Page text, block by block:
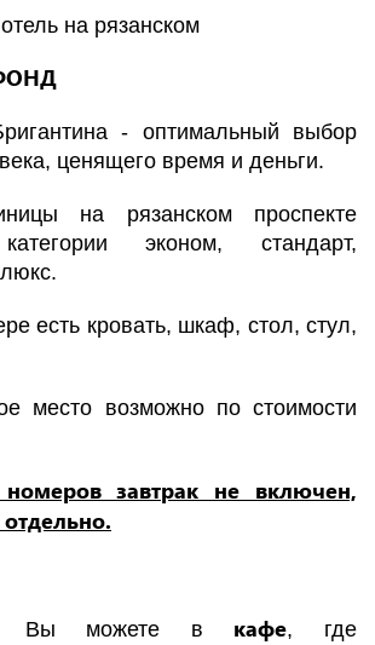
на рязанском
- оптимальный выбор
ценящего время и деньги.
на рязанском проспекте
эконом, стандарт,
есть кровать, шкаф, стол, стул,
место возможно по стоимости
завтрак не включен,
Вы можете в кафе, где